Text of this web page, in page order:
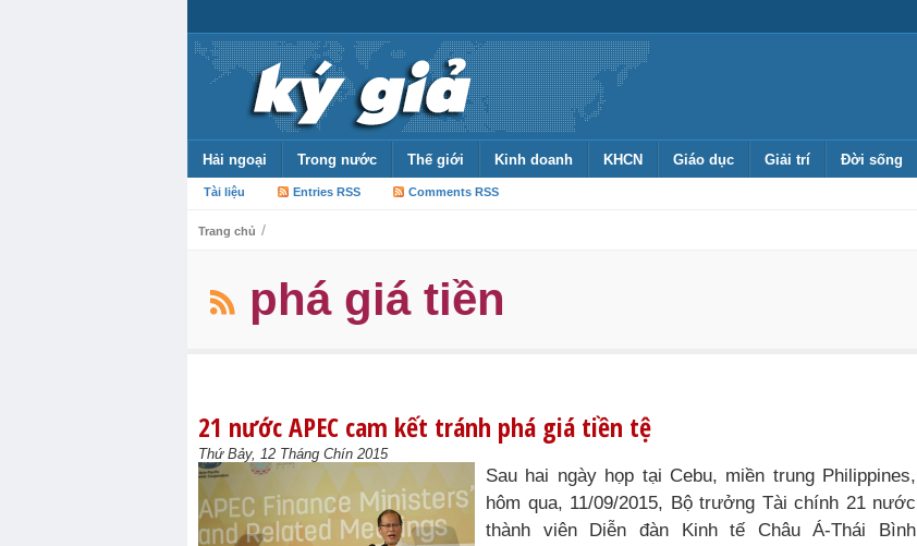
Hải ngoại Trong nước Thế giới Kinh doanh KHCN Giáo dục Giải trí Đời sống
Tài liệu Entries RSS Comments RSS
Trang chủ /
phá giá tiền
21 nước APEC cam kết tránh phá giá tiền tệ
Thứ Bảy, 12 Tháng Chín 2015
Sau hai ngày họp tại Cebu, miền trung Philippines,
hôm qua, 11/09/2015, Bộ trưởng Tài chính 21 nước
thành viên Diễn đàn Kinh tế Châu Á-Thái Bình